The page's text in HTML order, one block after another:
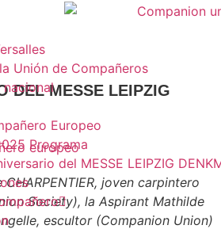
Unión de Compañeros
nacional
Europeo
Programa
del MESSE LEIPZIG
DEL MESSE LEIPZIG
joven carpintero
Society), la Aspirant Mathilde
escultor (Companion Union)